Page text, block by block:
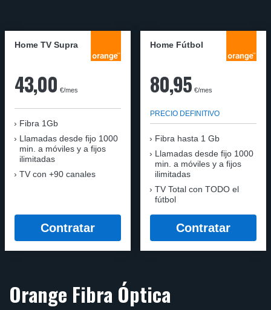
Home TV Supra
43,00 €/mes
Fibra 1Gb
Llamadas desde fijo 1000
min. a móviles y a fijos
ilimitadas
TV con +90 canales
Contratar
Home Fútbol
80,95 €/mes
PRECIO DEFINITIVO
Fibra hasta 1 Gb
Llamadas desde fijo 1000
min. a móviles y a fijos
ilimitadas
TV Total con TODO el
fútbol
Contratar
Orange Fibra Óptica